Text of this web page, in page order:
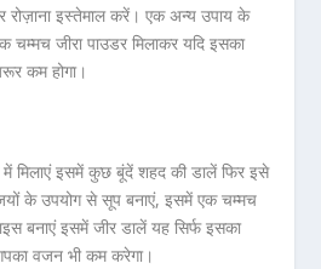
रोज़ाना इस्तेमाल करें। एक अन्य उपाय के
चम्मच जीरा पाउडर मिलाकर यदि इसका
कम होगा।
में मिलाएं इसमें कुछ बूंदें शहद की डालें फिर इसे
के उपयोग से सूप बनाएं, इसमें एक चम्मच
बनाएं इसमें जीर डालें यह सिर्फ इसका
वजन भी कम करेगा।